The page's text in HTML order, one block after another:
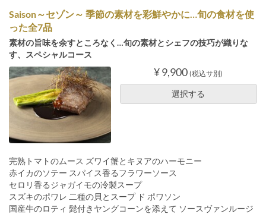
Saison～セゾン～ 季節の素材を彩鮮やかに…旬の食材を使
った全7品
素材の旨味を余すところなく…旬の素材とシェフの技巧が織りな
す、スペシャルコース
¥ 9,900 (税込サ別)
選択する
完熟トマトのムース ズワイ蟹とキヌアのハーモニー
赤イカのソテー スパイス香るフラワーソース
セロリ香るジャガイモの冷製スープ
スズキのポワレ 二種の貝とスープ ド ポワソン
国産牛のロティ 髭付きヤングコーンを添えて ソースヴァンルージ